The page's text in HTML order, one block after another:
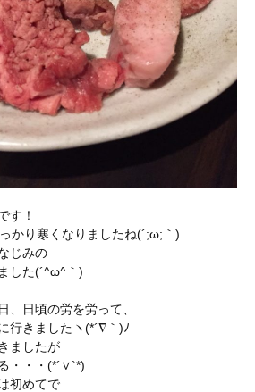
す！
かり寒くなりましたね(´;ω;｀)
じみの
した(´^ω^｀)
、日頃の労を労って、
行きましたヽ(*´∇｀)ﾉ
ましたが
・・・(*´∨`*)
初めてで